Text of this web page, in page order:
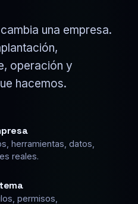
una empresa.
operación y
hacemos.
herramientas, datos,
reales.
permisos,